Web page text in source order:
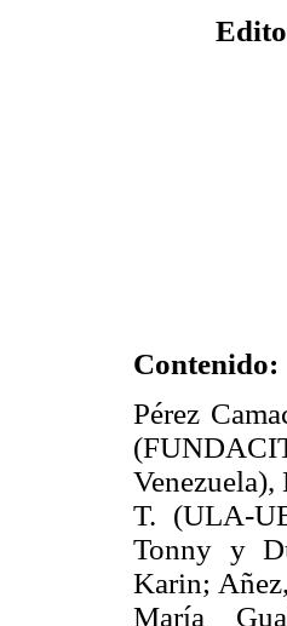
Contenido:
Pérez
T. (ULA-
Tonny y
Karin;
María